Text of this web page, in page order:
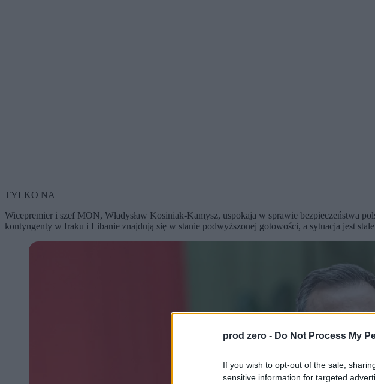
prod zero - Do Not Process My
If you wish to opt-out of the sale,
sensitive information for targeted
TYLKO NA
Wicepremier i szef MON, Władysław Kosiniak-Kamysz, uspokaja w sprawie bezpieczeństwa
kontyngenty w Iraku i Libanie znajdują się w stanie podwyższonej gotowości, a sytuacja jest